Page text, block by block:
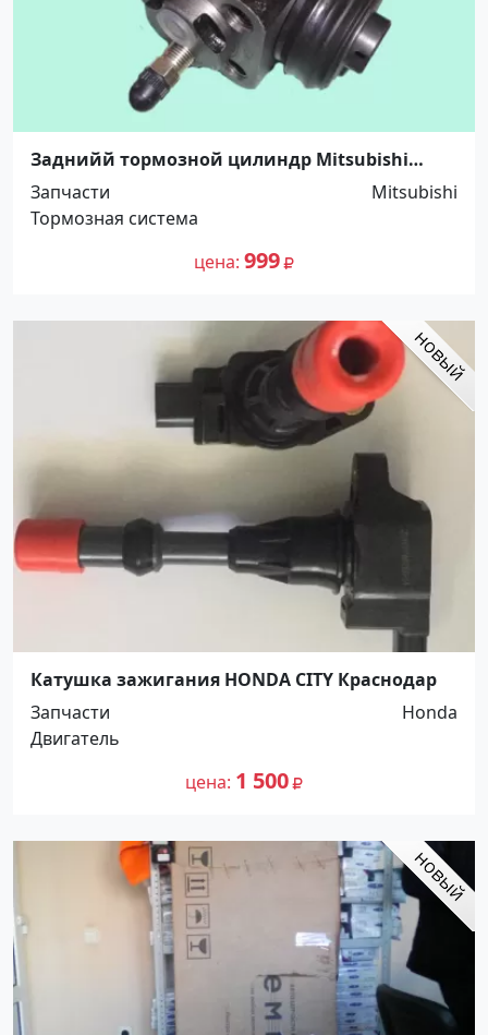
Заднийй тормозной цилиндр Mitsubishi
Canter, 1-1/8, R.LH.F, YAMASIDA. Распродажа!
Краснодар
Запчасти
Mitsubishi
Тормозная система
цена 999
Катушка зажигания HONDA CITY Краснодар
Запчасти
Honda
Двигатель
цена 1 500